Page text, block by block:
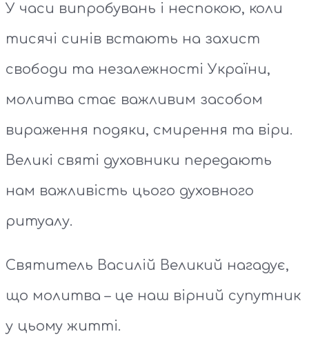
У часи випробувань і неспокою, коли
тисячі синів встають на захист
свободи та незалежності України,
молитва стає важливим засобом
вираження подяки, смирення та віри.
Великі святі духовники передають
нам важливість цього духовного
ритуалу.
Святитель Василій Великий нагадує,
що молитва – це наш вірний супутник
у цьому житті.